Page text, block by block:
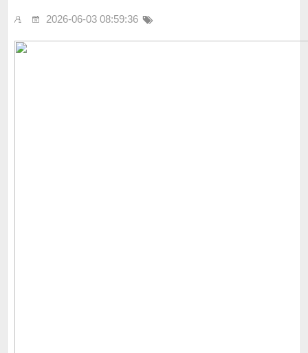
2026-06-03 08:59:36